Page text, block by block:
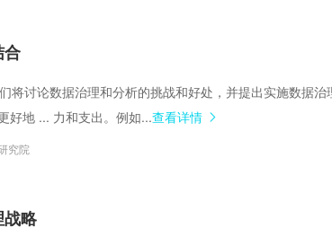
合
将讨论数据治理和分析的挑战和好处，并提出实施数据治
好地 ... 力和支出。例如...查看详情
究院
略